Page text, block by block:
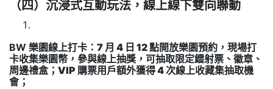
（四）沉浸式互動玩法，線上線下雙向聯動
BW 樂園線上打卡 ：7 月 4 日 12 點開放樂園預約，現場打
卡收集樂園幣，參與線上抽獎，可抽取限定鐳射票、徽章、
周邊禮盒；VIP 購票用戶額外獲得 4 次線上收藏集抽取機
會；